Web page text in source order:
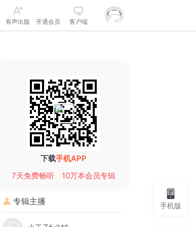
有声出版 开通会员 客户端
下载手机APP
7天免费畅听
10万本会员专辑
专辑主播 手机版